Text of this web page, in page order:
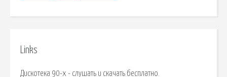
Links
Дискотека 90-х - слушать и скачать бесплатно.